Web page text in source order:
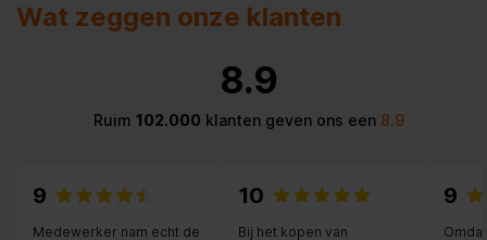
Wat zeggen onze klanten
8.9
Ruim 102.000 klanten geven ons een8.9
9
Medewerker nam echt de
10
Bij het kopen van
9